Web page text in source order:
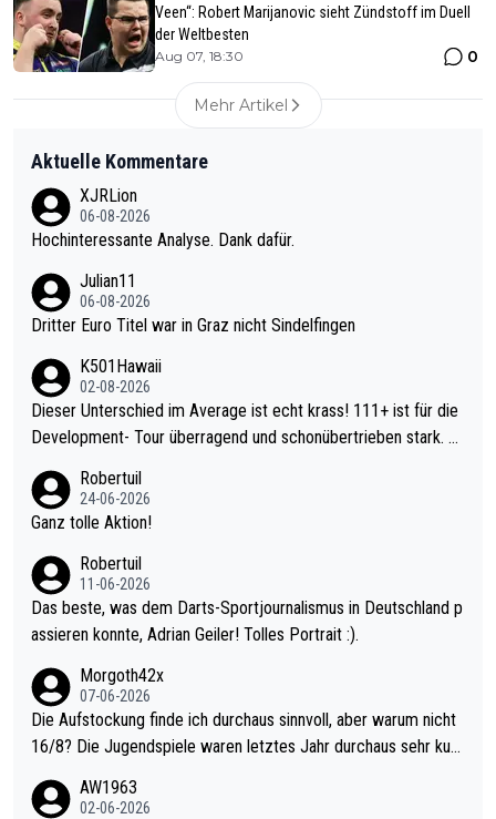
Veen“: Robert Marijanovic sieht Zündstoff im Duell
der Weltbesten
Aug 07, 18:30 0
Mehr Artikel
Aktuelle Kommentare
XJRLion
06-08-2026
Hochinteressante Analyse. Dank dafür.
Julian11
06-08-2026
Dritter Euro Titel war in Graz nicht Sindelfingen
K501Hawaii
02-08-2026
Dieser Unterschied im Average ist echt krass! 111+ ist für die
Development- Tour überragend und schonübertrieben stark. U
mal 40+ erst recht. Da gewinnst keinen Blumentopf - ist ja noc
h krasser wie ein Pokalspiel eines Kreisligisten vs einem Bund
Robertuil
24-06-2026
Ganz tolle Aktion!
Robertuil
11-06-2026
Das beste, was dem Darts-Sportjournalismus in Deutschland p
assieren konnte, Adrian Geiler! Tolles Portrait :).
Morgoth42x
07-06-2026
Die Aufstockung finde ich durchaus sinnvoll, aber warum nicht
16/8? Die Jugendspiele waren letztes Jahr durchaus sehr kurz
Allerdings ist Mitchell Lawrie als Nummer 1 der Welt eh qualifi
AW1963
02-06-2026